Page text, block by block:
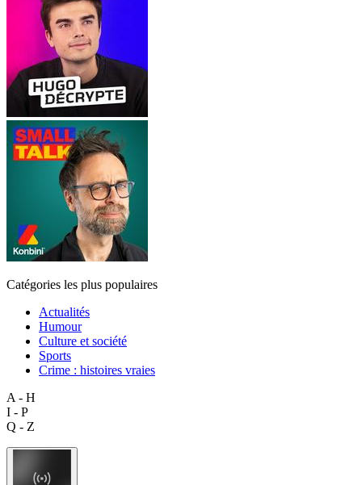
Catégories les plus populaires
Actualités
Humour
Culture et société
Sports
Crime : histoires vraies
A - H
I - P
Q - Z